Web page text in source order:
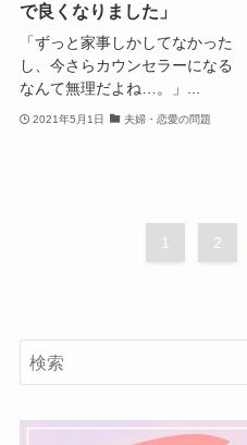
で良くなりました」
「ずっと家事しかしてなかった
し、今さらカウンセラーになる
なんて無理だよね…。」...
2021年5月1日 夫婦・恋愛の問題
1 2